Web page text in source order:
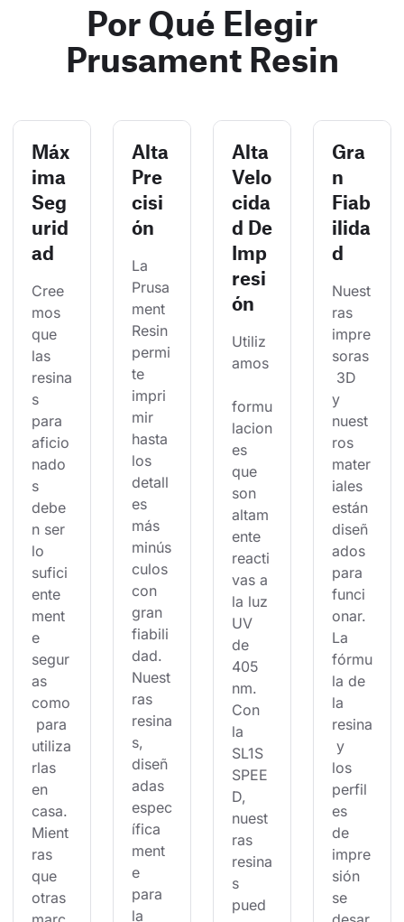
Por Qué Elegir
Prusament Resin
Máx
ima
Seg
urid
ad
Cree
mos
que
las
resina
s
para
aficio
nado
s
debe
n ser
lo
sufici
ente
ment
e
segur
as
como
para
utiliza
rlas
en
casa.
Mient
ras
que
otras
Alta
Pre
cisi
ón
La
Prusa
ment
Resin
permi
te
impri
mir
hasta
los
detall
es
más
minús
culos
con
gran
fiabili
dad.
Nuest
ras
resina
s,
diseñ
adas
espec
ífica
ment
e
para
la
Alta
Velo
cida
d De
Imp
resi
ón
Utiliz
amos
formu
lacion
es
que
son
altam
ente
reacti
vas a
la luz
UV
de
405
nm.
Con
la
SL1S
SPEE
D,
nuest
ras
resina
s
pued
Gra
n
Fiab
ilida
d
Nuest
ras
impre
soras
3D
y
nuest
ros
mater
iales
están
diseñ
ados
para
funci
onar.
La
fórmu
la de
la
resina
y
los
perfil
es
de
impre
sión
se